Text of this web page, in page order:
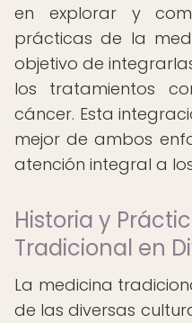
en explorar y
prácticas de la
objetivo de
los tratamientos
cáncer. Esta
mejor de ambos
atención integral a
Historia y
Tradicional en
La medicina
de las diversas